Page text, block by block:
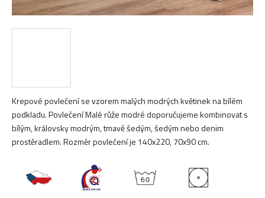
Krepové povlečení se vzorem malých modrých květinek na bílém
podkladu. Povlečení Malé růže modré doporučujeme kombinovat s
bílým, královsky modrým, tmavě šedým, šedým nebo denim
prostěradlem. Rozměr povlečení je 140x220, 70x90 cm.